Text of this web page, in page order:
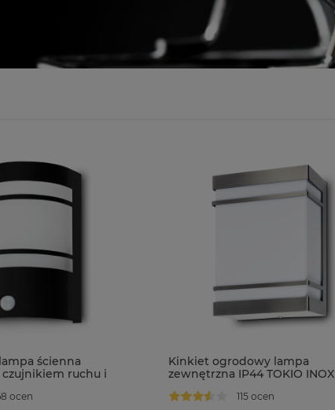
ścienna
czujnikiem ruchu i
ocen
Kinkiet ogrodowy lampa
zewnętrzna IP44 TOKIO INOX
115 ocen